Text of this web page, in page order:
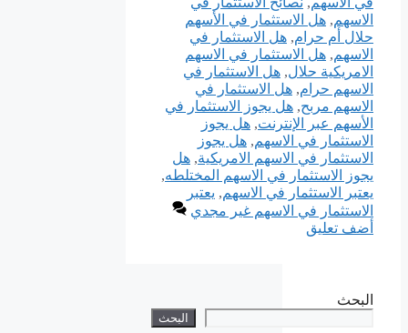
الاسهم, هل الاستثمار في الأسهم
حلال أم حرام, هل الاستثمار في
الاسهم, هل الاستثمار في الاسهم
الامريكية حلال, هل الاستثمار في
الاسهم حرام, هل الاستثمار في
الاسهم مربح, هل يجوز الاستثمار في
الأسهم عبر الإنترنت, هل يجوز
الاستثمار في الاسهم, هل يجوز
الاستثمار في الاسهم الامريكية, هل
يجوز الاستثمار في الاسهم المختلطه,
يعتبر الاستثمار في الاسهم, يعتبر
الاستثمار في الاسهم غير مجدي
أضف تعليق
البحث
البحث